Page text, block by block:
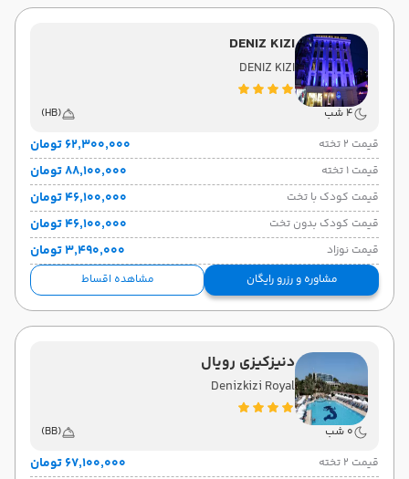
DENIZ KIZI
DENIZ KIZI
4 شب
(HB)
قیمت 2 تخته
۶۲٬۳۰۰٬۰۰۰ تومان
قیمت 1 تخته ۸۸٬۱۰۰٬۰۰۰ تومان
قیمت کودک با تخت ۴۶٬۱۰۰٬۰۰۰ تومان
قیمت کودک بدون تخت ۴۶٬۱۰۰٬۰۰۰ تومان
قیمت نوزاد ۳٬۴۹۰٬۰۰۰ تومان
مشاوره و رزرو رایگان مشاهده اقساط
دنیزکیزی رویال
Denizkizi Royal
0 شب
(BB)
قیمت 2 تخته
۶۷٬۱۰۰٬۰۰۰ تومان